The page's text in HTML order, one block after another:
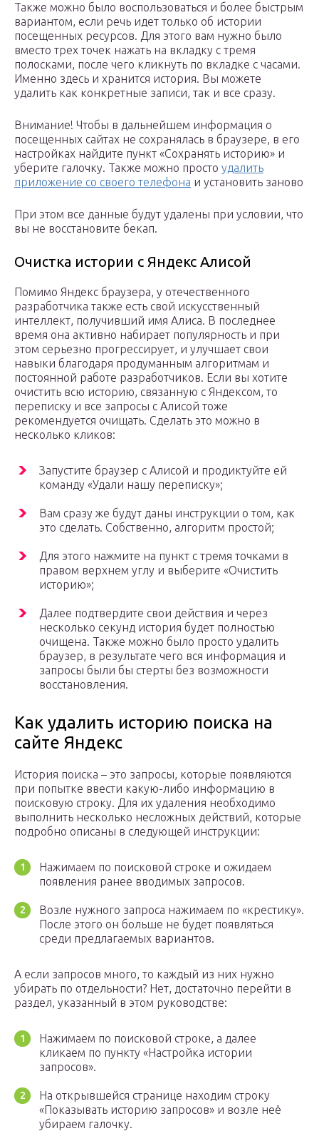
Также можно было воспользоваться и более быстрым
вариантом, если речь идет только об истории
посещенных ресурсов. Для этого вам нужно было
вместо трех точек нажать на вкладку с тремя
полосками, после чего кликнуть по вкладке с часами.
Именно здесь и хранится история. Вы можете
удалить как конкретные записи, так и все сразу.
Внимание! Чтобы в дальнейшем информация о
посещенных сайтах не сохранялась в браузере, в его
настройках найдите пункт «Сохранять историю» и
уберите галочку. Также можно просто удалить
приложение со своего телефона и установить заново
При этом все данные будут удалены при условии, что
вы не восстановите бекап.
Очистка истории с Яндекс Алисой
Помимо Яндекс браузера, у отечественного
разработчика также есть свой искусственный
интеллект, получивший имя Алиса. В последнее
время она активно набирает популярность и при
этом серьезно прогрессирует, и улучшает свои
навыки благодаря продуманным алгоритмам и
постоянной работе разработчиков. Если вы хотите
очистить всю историю, связанную с Яндексом, то
переписку и все запросы с Алисой тоже
рекомендуется очищать. Сделать это можно в
несколько кликов:
Запустите браузер с Алисой и продиктуйте ей
команду «Удали нашу переписку»;
Вам сразу же будут даны инструкции о том, как
это сделать. Собственно, алгоритм простой;
Для этого нажмите на пункт с тремя точками в
правом верхнем углу и выберите «Очистить
историю»;
Далее подтвердите свои действия и через
несколько секунд история будет полностью
очищена. Также можно было просто удалить
браузер, в результате чего вся информация и
запросы были бы стерты без возможности
восстановления.
Как удалить историю поиска на
сайте Яндекс
История поиска – это запросы, которые появляются
при попытке ввести какую-либо информацию в
поисковую строку. Для их удаления необходимо
выполнить несколько несложных действий, которые
подробно описаны в следующей инструкции:
Нажимаем по поисковой строке и ожидаем
появления ранее вводимых запросов.
Возле нужного запроса нажимаем по «крестику».
После этого он больше не будет появляться
среди предлагаемых вариантов.
А если запросов много, то каждый из них нужно
убирать по отдельности? Нет, достаточно перейти в
раздел, указанный в этом руководстве:
Нажимаем по поисковой строке, а далее
кликаем по пункту «Настройка истории
запросов».
На открывшейся странице находим строку
«Показывать историю запросов» и возле неё
убираем галочку.